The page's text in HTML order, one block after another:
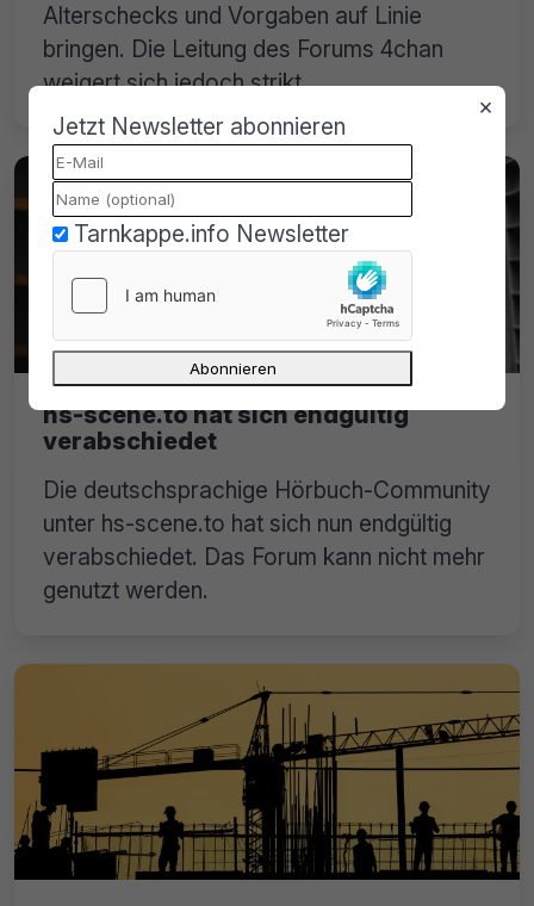
Alterschecks und Vorgaben auf Linie
bringen. Die Leitung des Forums 4chan
weigert sich jedoch strikt.
hs-scene.to hat sich endgültig
verabschiedet
Die deutschsprachige Hörbuch-Community
unter hs-scene.to hat sich nun endgültig
verabschiedet. Das Forum kann nicht mehr
genutzt werden.
×
Jetzt Newsletter abonnieren
Tarnkappe.info Newsletter